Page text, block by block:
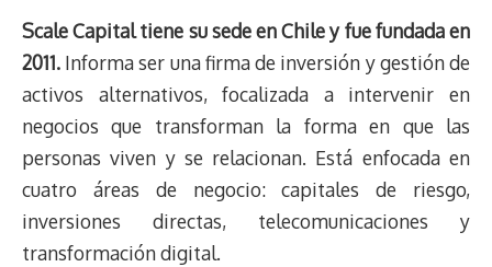
Scale Capital tiene su sede en Chile y fue fundada en
2011. Informa ser una firma de inversión y gestión de
activos alternativos, focalizada a intervenir en
negocios que transforman la forma en que las
personas viven y se relacionan. Está enfocada en
cuatro áreas de negocio: capitales de riesgo,
inversiones directas, telecomunicaciones y
transformación digital.